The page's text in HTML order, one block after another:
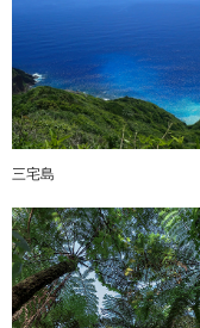
三宅島